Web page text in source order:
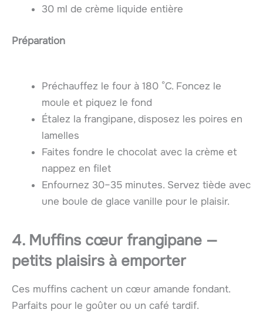
30 ml de crème liquide entière
Préparation
Préchauffez le four à 180 °C. Foncez le
moule et piquez le fond
Étalez la frangipane, disposez les poires en
lamelles
Faites fondre le chocolat avec la crème et
nappez en filet
Enfournez 30–35 minutes. Servez tiède avec
une boule de glace vanille pour le plaisir.
4. Muffins cœur frangipane —
petits plaisirs à emporter
Ces muffins cachent un cœur amande fondant.
Parfaits pour le goûter ou un café tardif.